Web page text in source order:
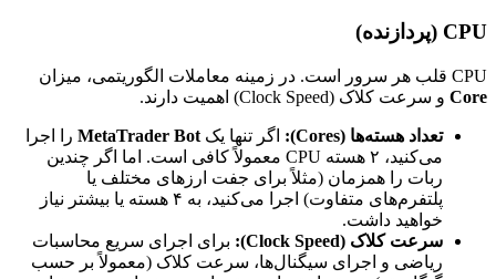
CPU (پردازنده)
CPU قلب هر سرور است. در زمینه معاملات الگوریتمی، میزان
Core و سرعت کلاک (Clock Speed) اهمیت دارند.
تعداد هسته‌ها (Cores): اگر تنها یک MetaTrader Bot را اجرا
می‌کنید، ۲ هسته CPU معمولاً کافی است. اما اگر چندین
ربات را همزمان (مثلاً برای جفت ارزهای مختلف یا
پلتفرم‌های متفاوت) اجرا می‌کنید، به ۴ هسته یا بیشتر نیاز
خواهید داشت.
سرعت کلاک (Clock Speed):
برای اجرای سریع محاسبات
ریاضی و اجرای سیگنال‌ها، سرعت کلاک (معمولاً بر حسب